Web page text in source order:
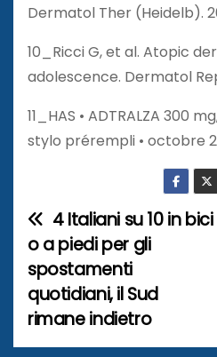
Dermatol Ther (Heidelb).
10_Ricci G, et al. Atopic
adolescence. Dermatol
11_HAS • ADTRALZA 300
stylo prérempli • octobre
N
a
v
i
4 Italiani su 10 in bici
o a piedi per gli
spostamenti
quotidiani, il Sud
rimane indietro